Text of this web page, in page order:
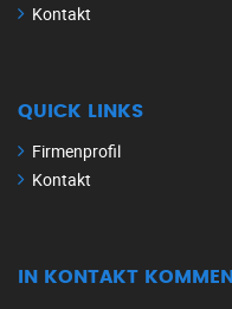
Kontakt
QUICK LINKS
Firmenprofil
Kontakt
IN KONTAKT KOMMEN